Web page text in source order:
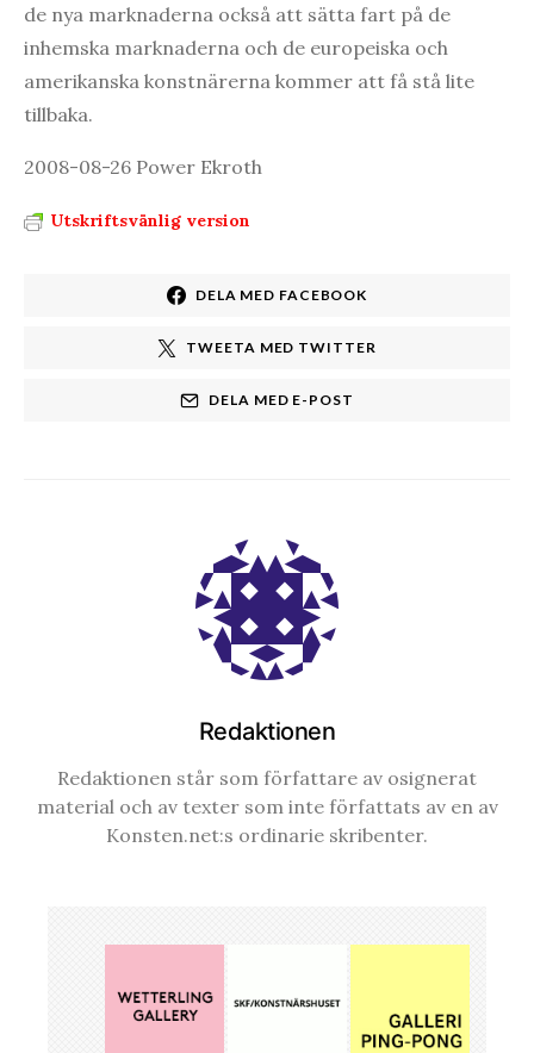
de nya marknaderna också att sätta fart på de
inhemska marknaderna och de europeiska och
amerikanska konstnärerna kommer att få stå lite
tillbaka.
2008-08-26 Power Ekroth
Utskriftsvänlig version
DELA MED FACEBOOK
TWEETA MED TWITTER
DELA MED E-POST
Redaktionen
Redaktionen står som författare av osignerat
material och av texter som inte författats av en av
Konsten.net:s ordinarie skribenter.